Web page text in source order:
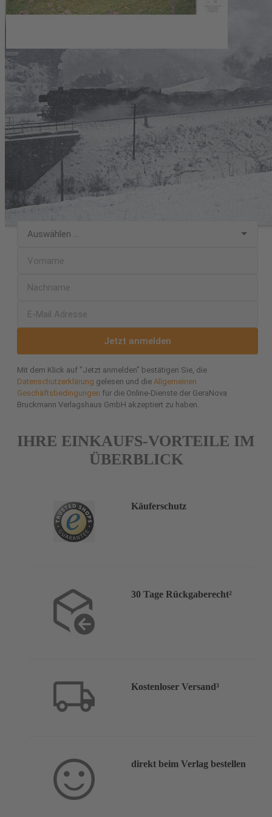
Melden Sie sich jetzt für unseren
kostenlosen Newsletter an!
Verpassen Sie keine wichtigen Informationen mehr und erhalten
Sieexklusive Inhalte Angebote und Neuigkeiten
mit unserem
kostenlosen Newsletter. Mit unserem Newsletter versorgen wir
Sie mit allem, was Ihr Herz höherschlagen lässt:spannende
Neuerscheinungen
Preis-Aktionen
Gewinnspiele und
vielem mehr
. Melden Sie sich jetzt unverbindlich und kostenlos
zu unserem Newsletter an. Den Newsletter können Sie jederzeit
wieder abbestellen.
Jetzt anmelden
Mit dem Klick auf "Jetzt anmelden" bestätigen Sie, die
Datenschutzerklärung gelesen und die Allgemeinen
Geschäftsbedingungen für die Online-Dienste der GeraNova
Bruckmann Verlagshaus GmbH akzeptiert zu haben.
IHRE EINKAUFS-VORTEILE IM
ÜBERBLICK
Käuferschutz
30 Tage Rückgaberecht²
Kostenloser Versand³
direkt beim Verlag bestellen